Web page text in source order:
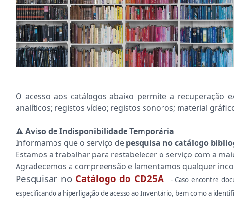
O acesso aos catálogos abaixo permite a recuperação
analíticos; registos vídeo; registos sonoros; material
⚠️ Aviso de Indisponibilidade Temporária
Informamos que o serviço de pesquisa no catálogo
Estamos a trabalhar para restabelecer o serviço com a
Agradecemos a compreensão e lamentamos qualquer
Pesquisar no Catálogo do CD25A - Caso encontre
especificando a hiperligação de acesso ao Inventário, bem como a